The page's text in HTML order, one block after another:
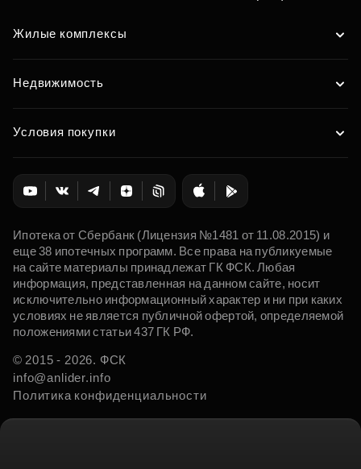
Жилые комплексы
Недвижимость
Условия покупки
Ипотека от Сбербанк (Лицензия №1481 от 11.08.2015) и
еще 38 ипотечных программ. Все права на публикуемые
на сайте материалы принадлежат ГК ФСК. Любая
информация, представленная на данном сайте, носит
исключительно информационный характер и ни при каких
условиях не является публичной офертой, определяемой
положениями статьи 437 ГК РФ.
© 2015 - 2026. ФСК
info@anlider.info
Политика конфиденциальности